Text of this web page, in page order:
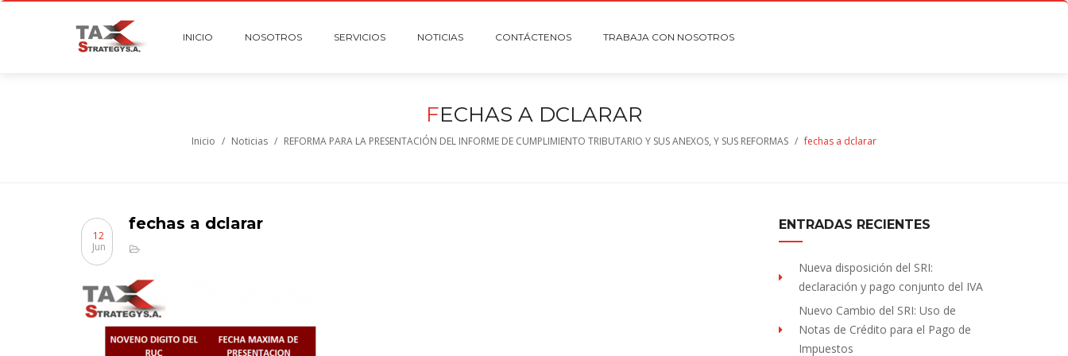
INICIO NOSOTROS SERVICIOS NOTICIAS CONTÁCTENOS TRABAJA CON NOSOTROS
FECHAS A DCLARAR
Inicio / Noticias / REFORMA PARA LA PRESENTACIÓN DEL INFORME DE CUMPLIMIENTO TRIBUTARIO Y SUS ANEXOS, Y SUS REFORMAS / fechas a dclarar
fechas a dclarar
12
Jun
ENTRADAS RECIENTES
Nueva disposición del SRI:
declaración y pago conjunto del IVA
Nuevo Cambio del SRI: Uso de
Notas de Crédito para el Pago de
Impuestos